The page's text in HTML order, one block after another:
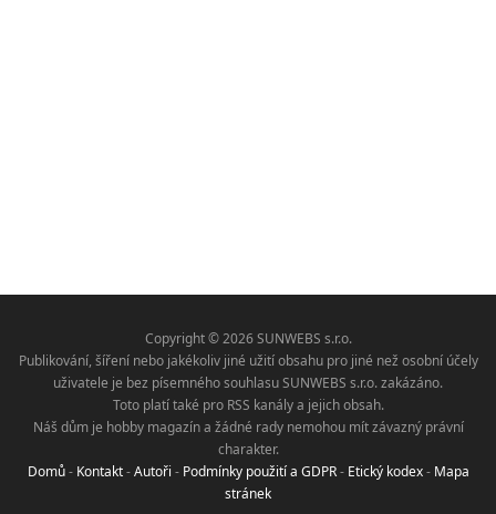
Copyright © 2026 SUNWEBS s.r.o.
Publikování, šíření nebo jakékoliv jiné užití obsahu pro jiné než osobní účely
uživatele je bez písemného souhlasu SUNWEBS s.r.o. zakázáno.
Toto platí také pro RSS kanály a jejich obsah.
Náš dům je hobby magazín a žádné rady nemohou mít závazný právní
charakter.
Domů- Kontakt-Autoři - Podmínky použití a GDPR- Etický kodex- Mapa
stránek